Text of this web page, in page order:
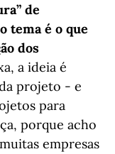
de
tema é o que
dos
a ideia é
projeto - e
para
porque acho
empresas